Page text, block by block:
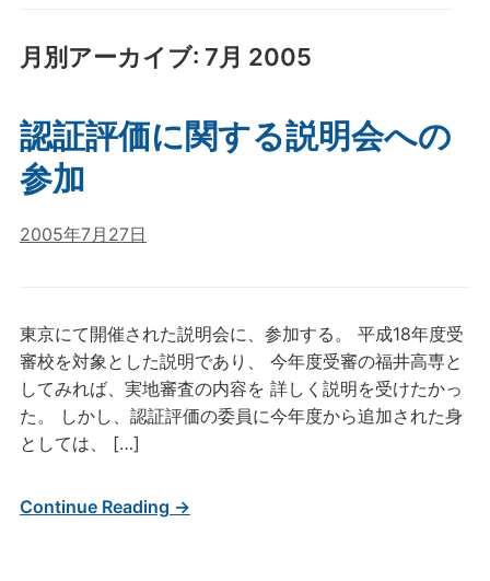
月別アーカイブ: 7月 2005
認証評価に関する説明会への
参加
2005年7月27日
東京にて開催された説明会に、参加する。 平成18年度受
審校を対象とした説明であり、 今年度受審の福井高専と
してみれば、実地審査の内容を 詳しく説明を受けたかっ
た。 しかし、認証評価の委員に今年度から追加された身
としては、 […]
Continue Reading →